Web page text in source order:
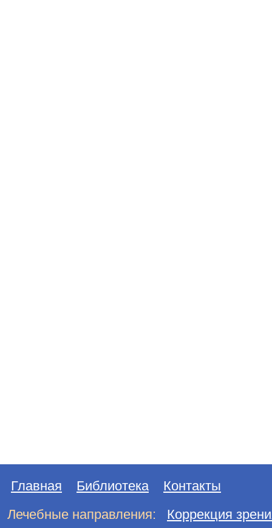
Главная Библиотека
Контакты
Лечебные направления:
Коррекция